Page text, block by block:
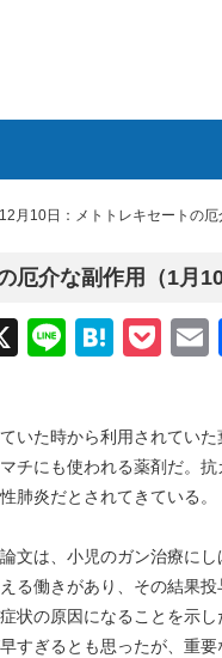
月10日：メトトレキセートの
厄介な副作用（1月
X Line
いた時から利用されてい
チにも使われる薬剤だ。
肺炎だとされてきている。
文は、小児のガン治療に
る働きがあり、その結果
状の原因になることを示
すぎるとも思ったが、重